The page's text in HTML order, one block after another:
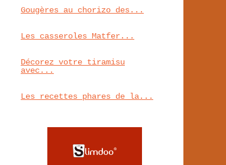
Gougères au chorizo des...
Les casseroles Matfer...
Décorez votre tiramisu
avec...
Les recettes phares de la...